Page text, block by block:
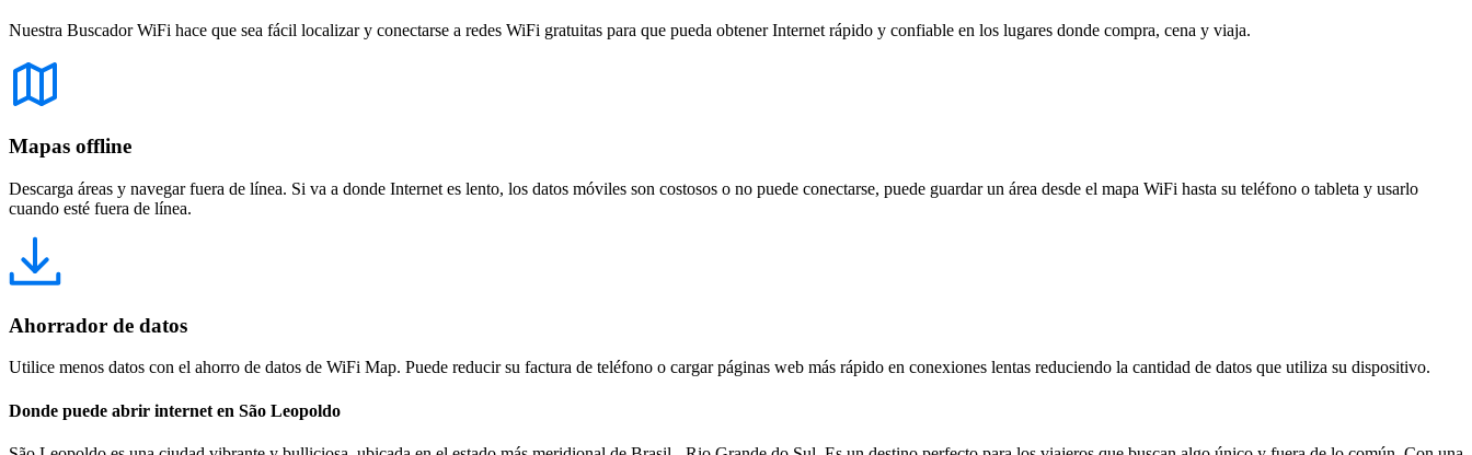
Nuestra Buscador WiFi hace que sea fácil localizar y conectarse a redes WiFi gratuitas para que pueda obtener Internet rápido y confiable en los lugares donde compra, cena y viaja.
Mapas offline
Descarga áreas y navegar fuera de línea. Si va a donde Internet es lento, los datos móviles son costosos o no puede conectarse, puede guardar un área desde el mapa WiFi hasta su teléfono o tableta y usarlo
cuando esté fuera de línea.
Ahorrador de datos
Utilice menos datos con el ahorro de datos de WiFi Map. Puede reducir su factura de teléfono o cargar páginas web más rápido en conexiones lentas reduciendo la cantidad de datos que utiliza su dispositivo.
Donde puede abrir internet en São Leopoldo